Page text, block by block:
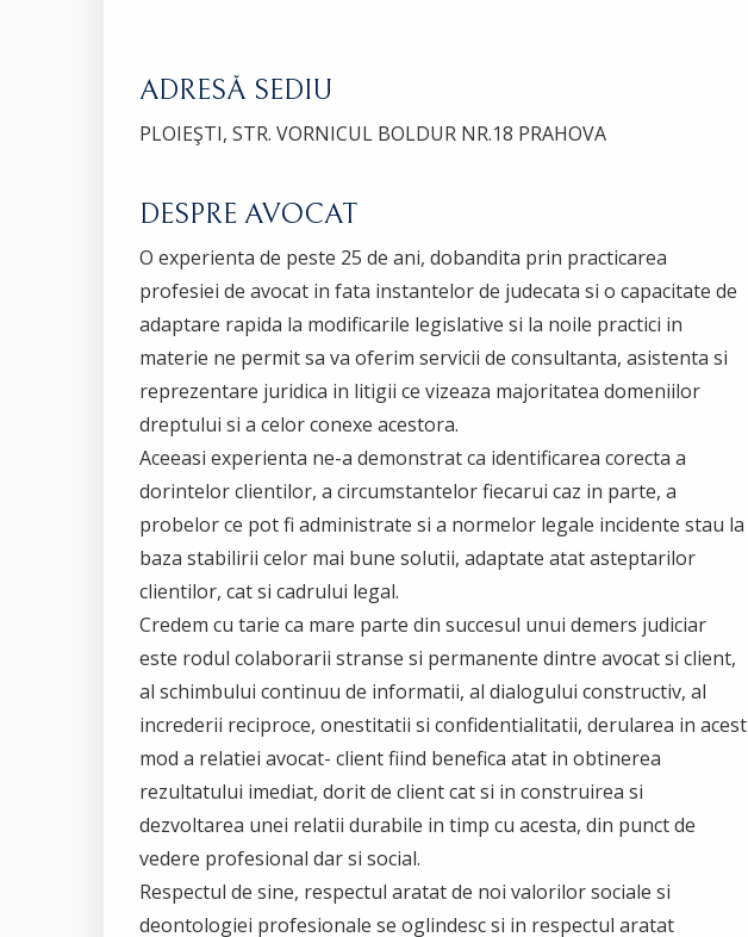
ADRESĂ SEDIU
PLOIEŞTI, STR. VORNICUL BOLDUR NR.18 PRAHOVA
DESPRE AVOCAT
O experienta de peste 25 de ani, dobandita prin practicarea
profesiei de avocat in fata instantelor de judecata si o capacitate de
adaptare rapida la modificarile legislative si la noile practici in
materie ne permit sa va oferim servicii de consultanta, asistenta si
reprezentare juridica in litigii ce vizeaza majoritatea domeniilor
dreptului si a celor conexe acestora.
Aceeasi experienta ne-a demonstrat ca identificarea corecta a
dorintelor clientilor, a circumstantelor fiecarui caz in parte, a
probelor ce pot fi administrate si a normelor legale incidente stau la
baza stabilirii celor mai bune solutii, adaptate atat asteptarilor
clientilor, cat si cadrului legal.
Credem cu tarie ca mare parte din succesul unui demers judiciar
este rodul colaborarii stranse si permanente dintre avocat si client,
al schimbului continuu de informatii, al dialogului constructiv, al
increderii reciproce, onestitatii si confidentialitatii, derularea in acest
mod a relatiei avocat- client fiind benefica atat in obtinerea
rezultatului imediat, dorit de client cat si in construirea si
dezvoltarea unei relatii durabile in timp cu acesta, din punct de
vedere profesional dar si social.
Respectul de sine, respectul aratat de noi valorilor sociale si
deontologiei profesionale se oglindesc si in respectul aratat